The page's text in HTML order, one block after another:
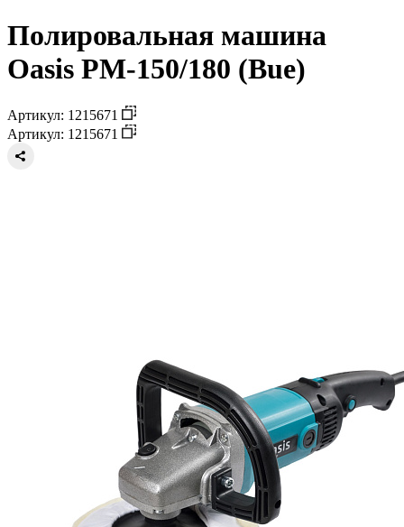
Полировальная машина
Oasis PM-150/180 (Bue)
Артикул: 1215671
Артикул: 1215671